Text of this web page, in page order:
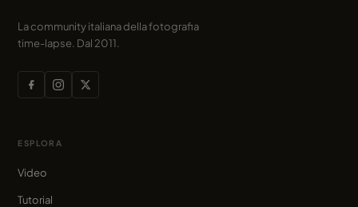
La community italiana della fotografia
time-lapse. Dal 2011.
ESPLORA
Video
Tutorial